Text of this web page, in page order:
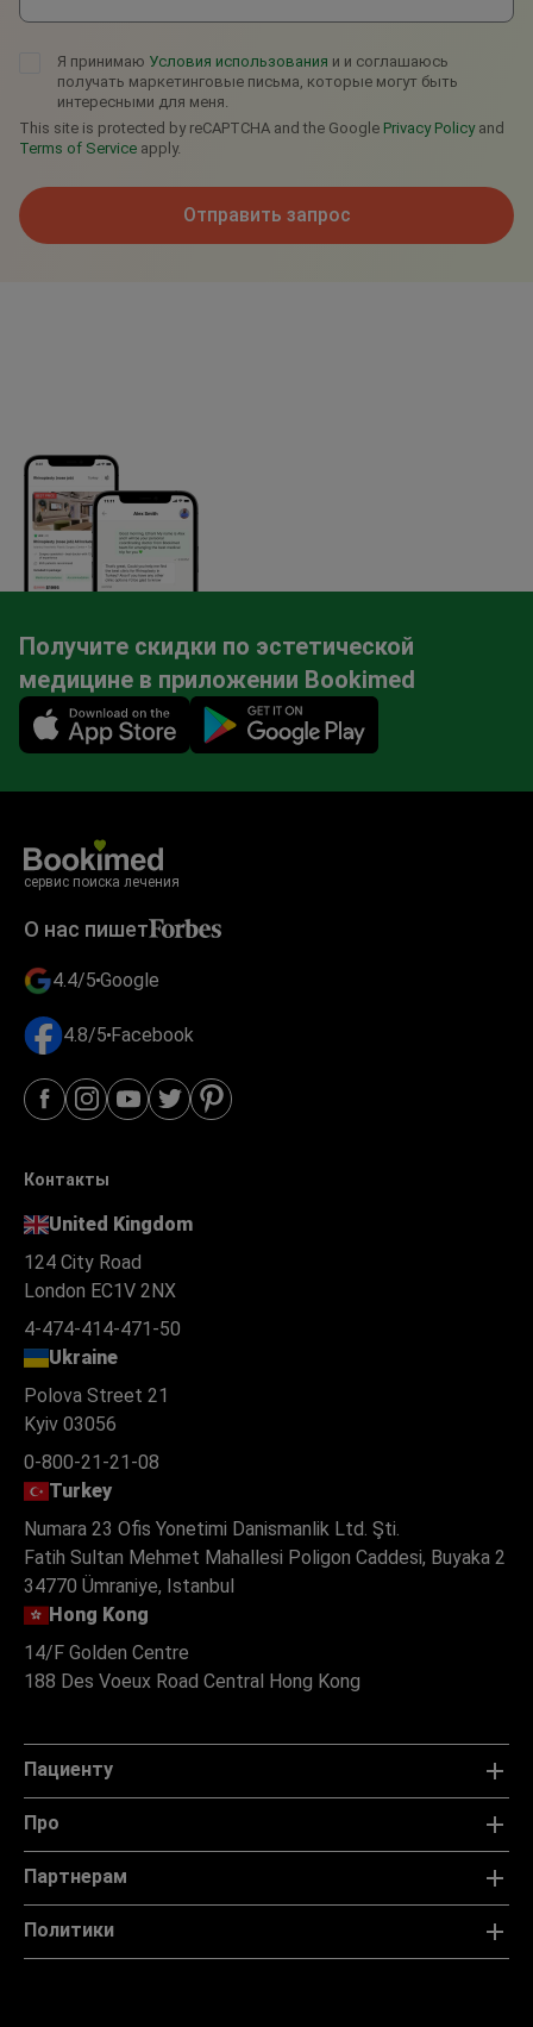
Я принимаю Условия использования и и соглашаюсь
получать маркетинговые письма, которые могут быть
интересными для меня.
This site is protected by reCAPTCHA and the Google Privacy Policyand
Terms of Service apply.
Отправить запрос
Получите скидки по эстетической
медицине в приложении Bookimed
Mobile app illustration
сервис поиска лечения
О нас пишет
4.4/5 Google
4.8/5 Facebook
Контакты
United Kingdom
124 City Road
London EC1V 2NX
4-474-414-471-50
Ukraine
Polova Street 21
Kyiv 03056
0-800-21-21-08
Turkey
Numara 23 Ofis Yonetimi Danismanlik Ltd. Şti.
Fatih Sultan Mehmet Mahallesi Poligon Caddesi, Buyaka 2
34770 Ümraniye, Istanbul
Hong Kong
14/F Golden Centre
188 Des Voeux Road Central Hong Kong
Пациенту
Про
Партнерам
Политики